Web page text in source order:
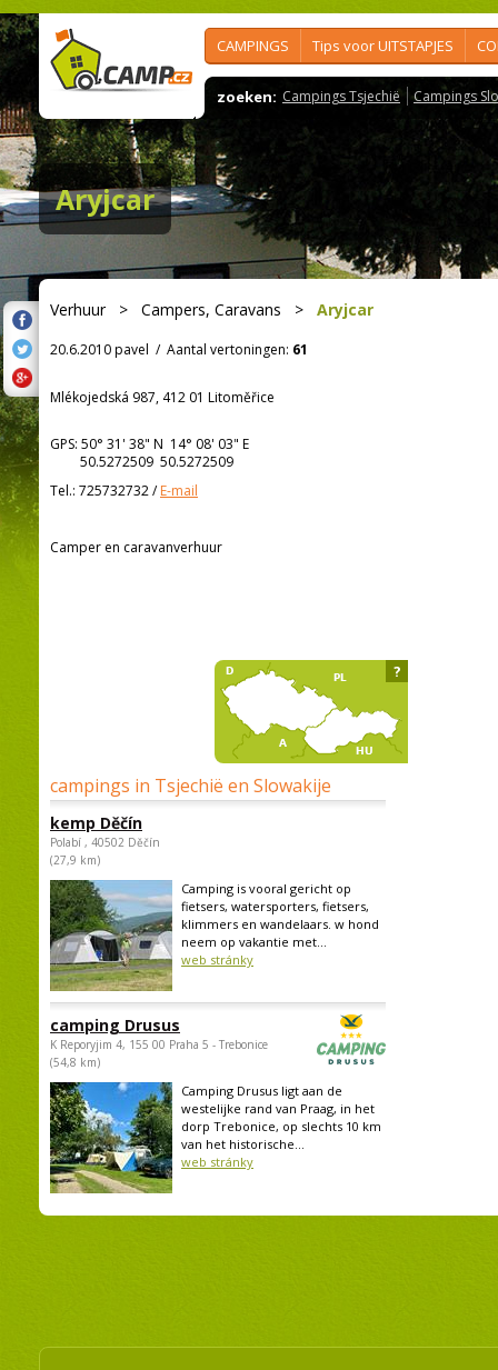
CAMPINGS Tips voor UITSTAPJES
zoeken: Campings Tsjechië Campings
Aryjcar
Verhuur> Campers, Caravans > Aryjcar
20.6.2010 pavel / Aantal vertoningen: 61
Mlékojedská 987, 412 01 Litoměřice
GPS: 50° 31' 38" N 14° 08' 03" E
50.5272509 50.5272509
Tel.: 725732732/E-mail
Camper en caravanverhuur
campings in Tsjechië en Slowakije
kemp Děčín
Polabí , 40502 Děčín
(27,9 km)
Camping is vooral gericht op
fietsers, watersporters, fietsers,
klimmers en wandelaars. w hond
neem op vakantie met...
web stránky
camping Drusus
K Reporyjim 4, 155 00 Praha 5 - Trebonice
(54,8 km)
Camping Drusus ligt aan de
westelijke rand van Praag, in het
dorp Trebonice, op slechts 10 km
van het historische...
web stránky
?